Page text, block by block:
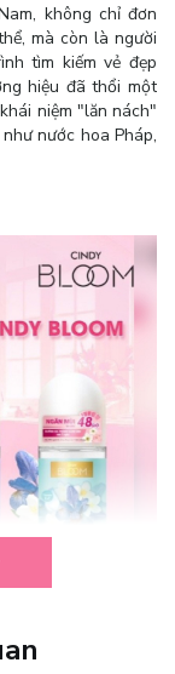
không chỉ đơn
mà còn là người
tìm kiếm vẻ đẹp
hiệu đã thổi một
niệm "lăn nách"
nước hoa Pháp,